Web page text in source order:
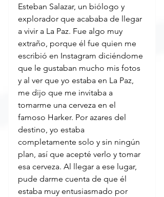
Esteban Salazar, un biólogo y
explorador que acababa de llegar
a vivir a La Paz. Fue algo muy
extraño, porque él fue quien me
escribió en Instagram diciéndome
que le gustaban mucho mis fotos
y al ver que yo estaba en La Paz,
me dijo que me invitaba a
tomarme una cerveza en el
famoso Harker. Por azares del
destino, yo estaba
completamente solo y sin ningún
plan, así que acepté verlo y tomar
esa cerveza. Al llegar a ese lugar,
pude darme cuenta de que él
estaba muy entusiasmado por